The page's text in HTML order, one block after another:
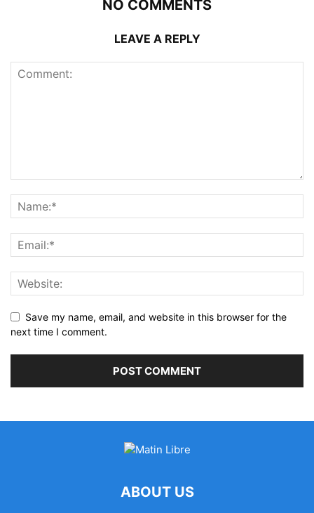
NO COMMENTS
LEAVE A REPLY
Save my name, email, and website in this browser for the
next time I comment.
ABOUT US